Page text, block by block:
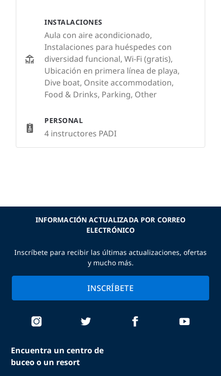
INSTALACIONES
Aula con aire acondicionado,
Instalaciones para huéspedes con
diversidad funcional, Wi-Fi (gratis),
Ubicación en primera línea de playa,
Dive boat, Onsite accommodation,
Food & Drinks, Parking, Other
PERSONAL
4 instructores PADI
Encuentra un centro de
buceo o un resort
INFORMACIÓN ACTUALIZADA POR CORREO
ELECTRÓNICO
Inscríbete para recibir las últimas actualizaciones, ofertas
y mucho más.
INSCRÍBETE